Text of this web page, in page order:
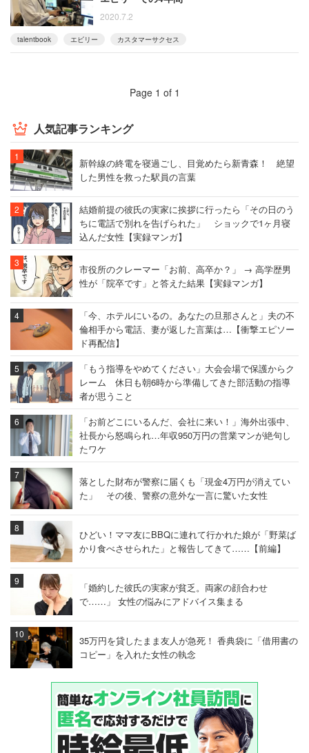
2020.7.2
talentbook エビリー カスタマーサクセス
Page 1 of 1
人気記事ランキング
新幹線の終電を寝過ごし、目覚めたら新青森！ 絶望
した男性を救った駅員の言葉
結婚前提の彼氏の実家に挨拶に行ったら「その日のう
ちに電話で別れを告げられた」 ショックで1ヶ月寝
込んだ女性【実録マンガ】
市役所のクレーマー「お前、高卒か？」 → 高学歴男
性が「院卒です」と答えた結果【実録マンガ】
「今、ホテルにいるの。あなたの旦那さんと」夫の不
倫相手から電話、妻が返した言葉は…【衝撃エピソー
ド再配信】
「もう指導をやめてください」大会会場で保護からク
レーム 休日も朝6時から準備してきた部活動の指導
者が思うこと
「お前どこにいるんだ、会社に来い！」海外出張中、
社長から怒鳴られ…年収950万円の営業マンが絶句し
たワケ
落とした財布が警察に届くも「現金4万円が消えてい
た」 その後、警察の意外な一言に驚いた女性
ひどい！ママ友にBBQに連れて行かれた娘が「野菜ば
かり食べさせられた」と報告してきて……【前編】
「婚約した彼氏の実家が貧乏。両家の顔合わせ
で……」 女性の悩みにアドバイス集まる
35万円を貸したまま友人が急死！ 香典袋に「借用書の
コピー」を入れた女性の執念